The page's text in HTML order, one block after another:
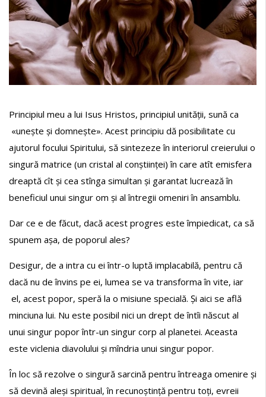
Principiul meu a lui Isus Hristos, principiul unității, sună ca
«unește și domnește». Acest principiu dă posibilitate cu
ajutorul focului Spiritului, să sintezeze în interiorul creierului o
singură matrice (un cristal al conștiinței) în care atît emisfera
dreaptă cît și cea stînga simultan și garantat lucrează în
beneficiul unui singur om și al întregii omeniri în ansamblu.
Dar ce e de făcut, dacă acest progres este împiedicat, ca să
spunem așa, de poporul ales?
Desigur, de a intra cu ei într-o luptă implacabilă, pentru că
dacă nu de învins pe ei, lumea se va transforma în vite, iar
el, acest popor, speră la o misiune specială. Și aici se află
minciuna lui. Nu este posibil nici un drept de întîi născut al
unui singur popor într-un singur corp al planetei. Aceasta
este viclenia diavolului și mîndria unui singur popor.
În loc să rezolve o singură sarcină pentru întreaga omenire și
să devină aleși spiritual, în recunoștință pentru toți, evreii